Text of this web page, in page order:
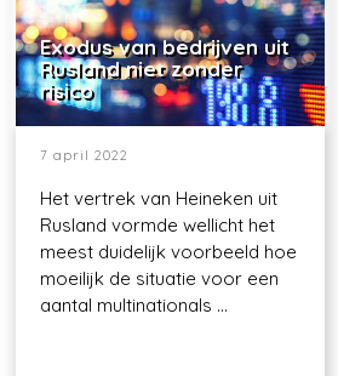
Exodus van bedrijven uit
Rusland niet zonder
risico
7 april 2022
Het vertrek van Heineken uit
Rusland vormde wellicht het
meest duidelijk voorbeeld hoe
moeilijk de situatie voor een
aantal multinationals ...